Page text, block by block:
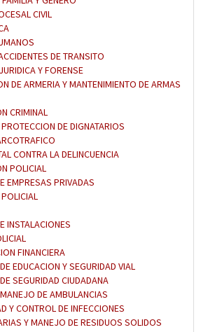
CIVIL
DE TRANSITO
Y FORENSE
DE ARMERIA Y MANTENIMIENTO DE ARMAS
CRIMINAL
DE DIGNATARIOS
CONTRA LA DELINCUENCIA
POLICIAL
EMPRESAS PRIVADAS
INSTALACIONES
FINANCIERA
EDUCACION Y SEGURIDAD VIAL
SEGURIDAD CIUDADANA
DE AMBULANCIAS
Y CONTROL DE INFECCIONES
Y MANEJO DE RESIDUOS SOLIDOS